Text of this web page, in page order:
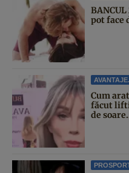
pot face
Cum
făcut
de